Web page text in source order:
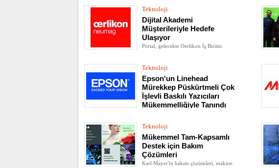
Teknoloji
Dijital Akademi
Müşterileriyle Hedefe
Ulaşıyor
Portal, gelecekte Oerlikon İş Birimi
Teknoloji
Epson'un Linehead
Mürekkep Püskürtmeli Çok
İşlevli Baskılı Yazıcıları
Mükemmelliğiyle Tanındı
öne çıkıyor.
Teknoloji
Mükemmel Tam-Kapsamlı
Destek için Bakım
Çözümleri
Karl Mayer'in bakım çözümleri, makine